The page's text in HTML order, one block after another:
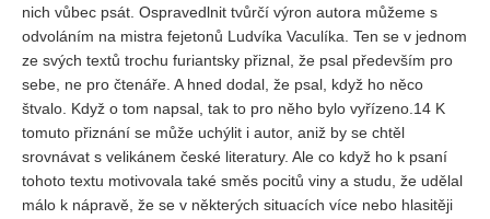
nich vůbec psát. Ospravedlnit tvůrčí výron autora můžeme s
odvoláním na mistra fejetonů Ludvíka Vaculíka. Ten se v jednom
ze svých textů trochu furiantsky přiznal, že psal především pro
sebe, ne pro čtenáře. A hned dodal, že psal, když ho něco
štvalo. Když o tom napsal, tak to pro něho bylo vyřízeno.14 K
tomuto přiznání se může uchýlit i autor, aniž by se chtěl
srovnávat s velikánem české literatury. Ale co když ho k psaní
tohoto textu motivovala také směs pocitů viny a studu, že udělal
málo k nápravě, že se v některých situacích více nebo hlasitěji